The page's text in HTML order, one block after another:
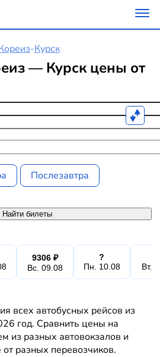
-Курск
— Курск цены от
Послезавтра
Найти билеты
9306 ₽
Вс. 09.08
?
Пн. 10.08
Вт.
всех автобусных рейсов из
год. Сравнить цены на
из разных автовокзалов и
разных перевозчиков.